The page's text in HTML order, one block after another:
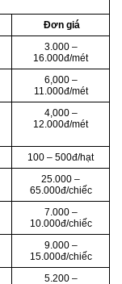
Đơn giá
3.000 –
16.000đ/mét
6,000 –
11.000đ/mét
4,000 –
12.000đ/mét
100 – 500đ/hạt
25.000 –
65.000đ/chiếc
7.000 –
10.000đ/chiếc
9.000 –
15.000đ/chiếc
5.200 –